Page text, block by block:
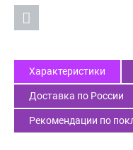
Характеристики
Доставка по России
Рекомендации по